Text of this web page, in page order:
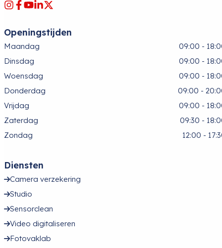
Openingstijden
Maandag
09:00 -
Dinsdag
09:00 -
Woensdag
09:00 -
Donderdag
09:00 -
Vrijdag
09:00 -
Zaterdag
09:30 -
Zondag
12:00 -
Diensten
Camera verzekering
Studio
Sensorclean
Video digitaliseren
Fotovaklab